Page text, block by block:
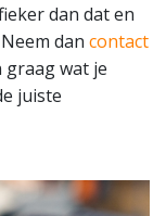
dan dat en
dan contact
graag wat je
juiste